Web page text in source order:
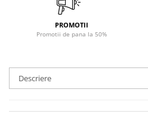
PROMOTII
Promotii de pana la 50%
Descriere